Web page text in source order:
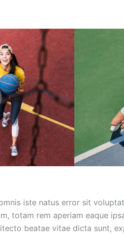
iste natus error sit
totam rem aperiam eaque
beatae vitae dicta sunt,